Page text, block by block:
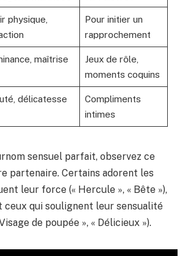
physique,
Pour initier un
rapprochement
maîtrise
Jeux de rôle,
moments coquins
délicatesse
Compliments
intimes
sensuel parfait, observez ce
partenaire. Certains adorent les
leur force (« Hercule », « Bête »),
ceux qui soulignent leur sensualité
de poupée », « Délicieux »).